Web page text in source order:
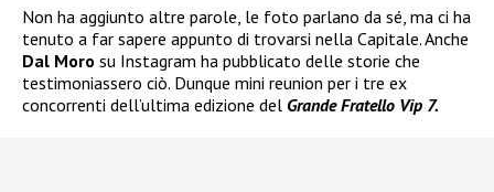
Non ha aggiunto altre parole, le foto parlano da sé, ma ci ha
tenuto a far sapere appunto di trovarsi nella Capitale. Anche
Dal Moro su Instagram ha pubblicato delle storie che
testimoniassero ciò. Dunque mini reunion per i tre ex
concorrenti dell’ultima edizione del Grande Fratello Vip 7.